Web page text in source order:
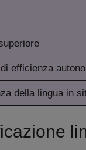
efficienza
della lingua in